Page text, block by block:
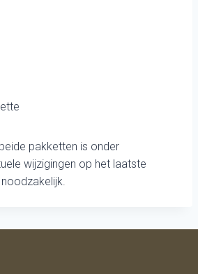
pakketten is onder
wijzigingen op het laatste